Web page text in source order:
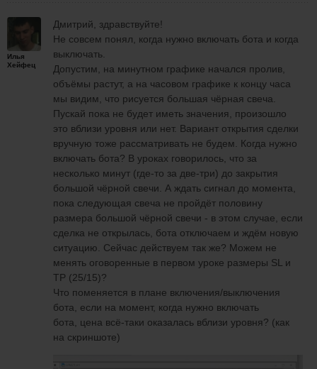
Илья
Хейфец
Дмитрий, здравствуйте!
Не совсем понял, когда нужно включать бота и когда
выключать.
Допустим, на минутном графике начался пролив,
объёмы растут, а на часовом графике к концу часа
мы видим, что рисуется большая чёрная свеча.
Пускай пока не будет иметь значения, произошло
это вблизи уровня или нет. Вариант открытия сделки
вручную тоже рассматривать не будем. Когда нужно
включать бота? В уроках говорилось, что за
несколько минут (где-то за две-три) до закрытия
большой чёрной свечи. А ждать сигнал до момента,
пока следующая свеча не пройдёт половину
размера большой чёрной свечи - в этом случае, если
сделка не открылась, бота отключаем и ждём новую
ситуацию. Сейчас действуем так же? Можем не
менять оговоренные в первом уроке размеры SL и
TP (25/15)?
Что поменяется в плане включения/выключения
бота, если на момент, когда нужно включать
бота, цена всё-таки оказалась вблизи уровня? (как
на скриншоте)